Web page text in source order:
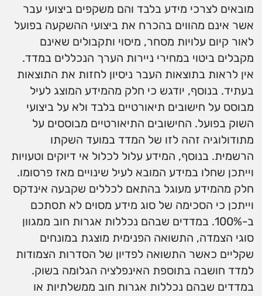
מובאים לצרכי מידע בלבד והם משקפים ביצועי עבר
אשר אינם מהווים בהכרח את ביצועי ההשקעה בפועל
לאור קיום עלויות מסחר, מיסוי ותקבולים שאינם
מקבלים ביטוי במחירי ניירות הערך הנכללים במדד.
אין לראות בתוצאות העבר ניסיון לחזות את התוצאות
בעתיד. בנוסף, יודגש כי חלק מהמידע המוצג לעיל
מבוסס על חישובים תיאורטיים בלבד ולא על ביצועי
השוק בפועל. החישובים התיאורטיים מבוססים על
מתודולוגיה זהה לזו של המדד במועד השקתו
הרשמית. בנוסף, המידע עלול לכלול אי דיוקים וטעויות
וייתכן שחלו במידע המובא לעיל שינויים מאז פרסומו.
חלק מהמידע מעוגל בהתאם לכללים שקבעה אינדקס
וייתכן כי הסכימה של סוג מידע מסוים לא תסתכם
ב-100%. במדדים שבהם נכללות אגרות חוב ממגוון
סוגי הצמדה, התשואה הפנימית מוצגת במונחים
שקליים כאשר התשואה לפדיון של הסדרות הצמודות
למדד חושבה בתוספת האינפלציה הגלומה בשוק.
במדדים שבהם נכללות אגרות חוב ממשלתיות או